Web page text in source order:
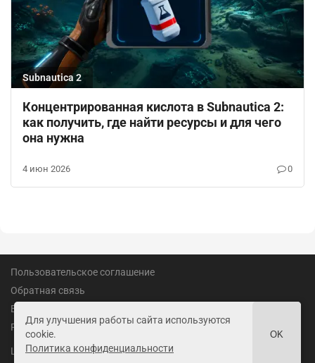
Subnautica 2
Концентрированная кислота в Subnautica 2:
как получить, где найти ресурсы и для чего
она нужна
4 июн 2026 0
Для улучшения работы сайта используются
cookie.
Политика конфиденциальности
OK
Пользовательское соглашение
Обратная связь
Вакансии
Реклама
LandofGames.ru©2026 18+